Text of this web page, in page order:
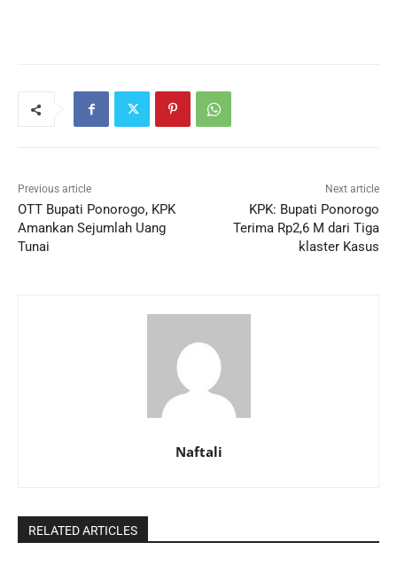
Previous article
OTT Bupati Ponorogo, KPK
Amankan Sejumlah Uang
Tunai
Next article
KPK: Bupati Ponorogo
Terima Rp2,6 M dari Tiga
klaster Kasus
Naftali
RELATED ARTICLES